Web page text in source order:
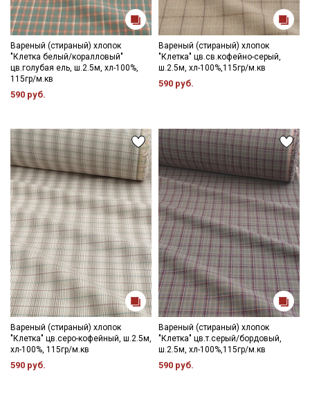
Вареный (стираный) хлопок
"Клетка белый/коралловый"
цв.голубая ель, ш.2.5м, хл-100%,
115гр/м.кв
590 руб.
Вареный (стираный) хлопок
"Клетка" цв.св.кофейно-серый,
ш.2.5м, хл-100%,115гр/м.кв
590 руб.
Вареный (стираный) хлопок
"Клетка" цв.серо-кофейный, ш.2.5м,
хл-100%, 115гр/м.кв
590 руб.
Вареный (стираный) хлопок
"Клетка" цв.т.серый/бордовый,
ш.2.5м, хл-100%,115гр/м.кв
590 руб.